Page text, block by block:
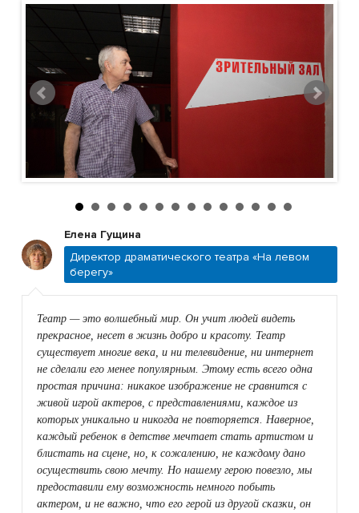
Елена Гущина
Директор драматического театра «На левом
берегу»
Театр — это волшебный мир. Он учит людей видеть
прекрасное, несет в жизнь добро и красоту. Театр
существует многие века, и ни телевидение, ни интернет
не сделали его менее популярным. Этому есть всего одна
простая причина: никакое изображение не сравнится с
живой игрой актеров, с представлениями, каждое из
которых уникально и никогда не повторяется. Наверное,
каждый ребенок в детстве мечтает стать артистом и
блистать на сцене, но, к сожалению, не каждому дано
осуществить свою мечту. Но нашему герою повезло, мы
предоставили ему возможность немного побыть
актером, и не важно, что его герой из другой сказки, он